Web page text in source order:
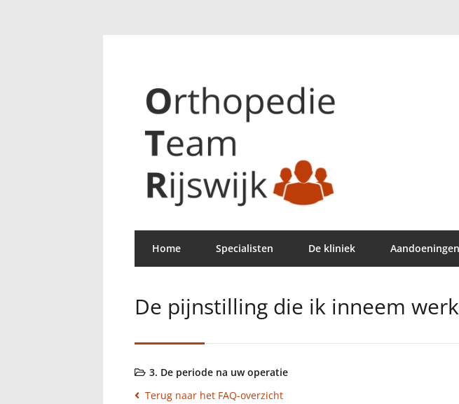
Home Specialisten De kliniek
De pijnstilling die ik inneem
3. De periode na uw operatie
Terug naar het FAQ-overzicht